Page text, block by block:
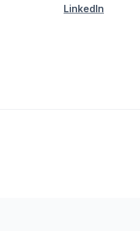
LinkedIn